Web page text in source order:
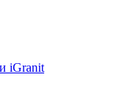
iGranit